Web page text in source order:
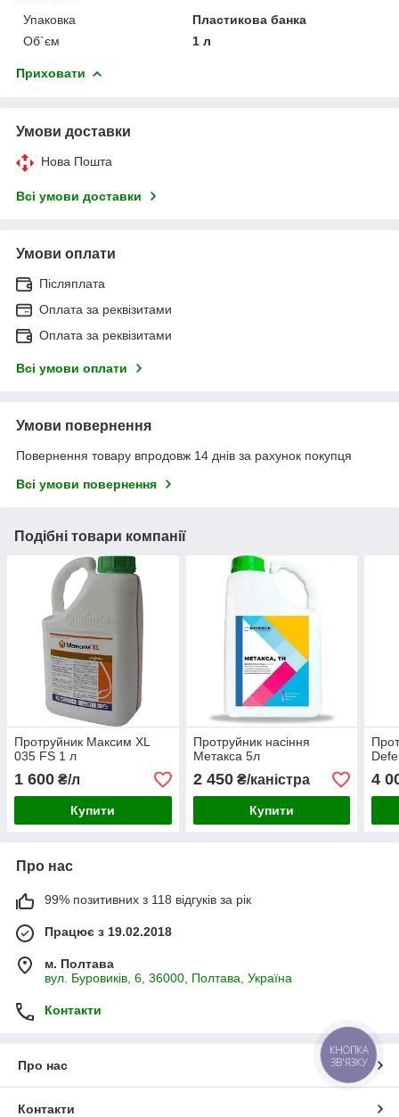
Упаковка
Пластикова банка
Об`єм
1 л
Приховати
Умови доставки
Нова Пошта
Всі умови доставки
Умови оплати
Післяплата
Оплата за реквізитами
Оплата за реквізитами
Всі умови оплати
Умови повернення
Повернення товару впродовж 14 днів за рахунок покупця
Всі умови повернення
Подібні товари компанії
Протруйник Максим XL
035 FS 1 л
1 600 ₴/л
Купити
Протруйник насіння
Метакса 5л
2 450₴/каністра
Купити
4
Про нас
99% позитивних з 118 відгуків за рік
Працює з 19.02.2018
м. Полтава
вул. Буровиків, 6, 36000, Полтава, Україна
Контакти
Про нас
Контакти
КНОПКА
ЗВ'ЯЗКУ